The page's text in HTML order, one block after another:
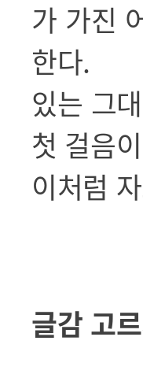
가 가진
한다.
있는 그
첫 걸음
이처럼
글감 고